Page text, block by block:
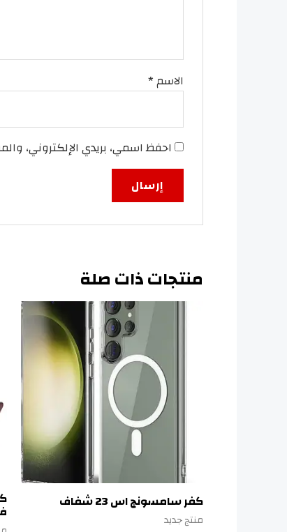
الاسم*
احفظ اسمي، بريدي الإلكتروني،
منتجات ذات صلة
كفر سامسونج اس 23 شفاف
منتج جديد